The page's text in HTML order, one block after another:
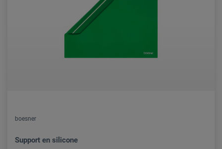
boesner
Support en silicone